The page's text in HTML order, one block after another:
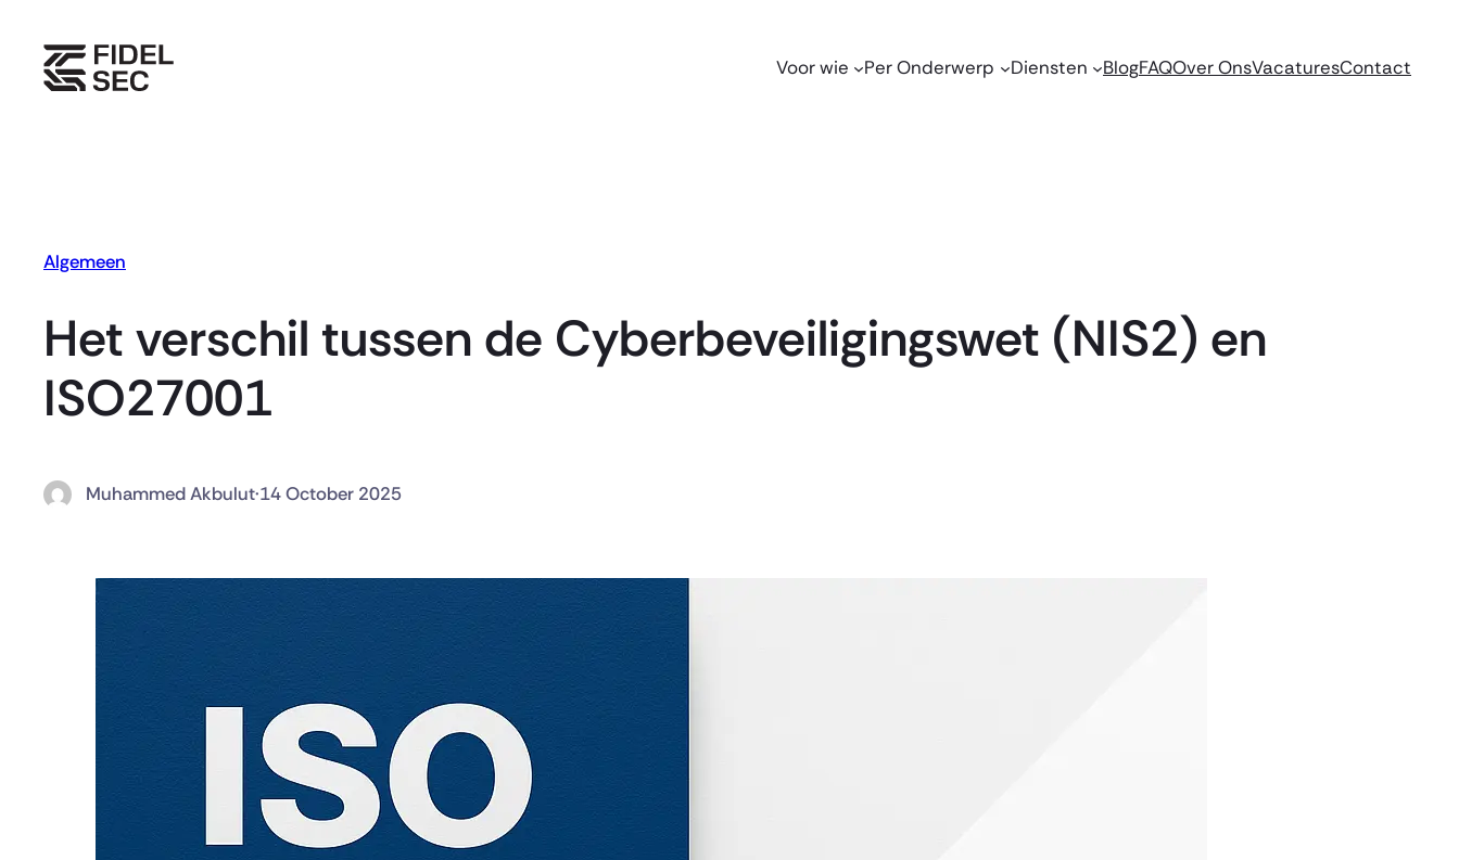
content
Voor wie Per Onderwerp Diensten BlogFAQOver OnsVacaturesContact
Algemeen
Het verschil tussen de Cyberbeveiligingswet (NIS2) en
ISO27001
Muhammed Akbulut·14 October 2025